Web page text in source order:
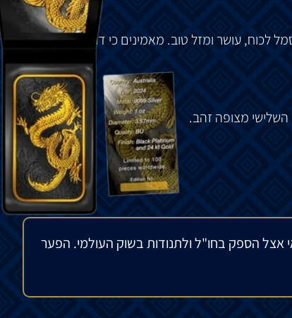
לכוח,עושרומזלטוב. מאמיניםכי דרקוניםהםגם
השלישי מצופה זהב.
הספק בחו"ל ולתנודות בשוק העולמי. הפער